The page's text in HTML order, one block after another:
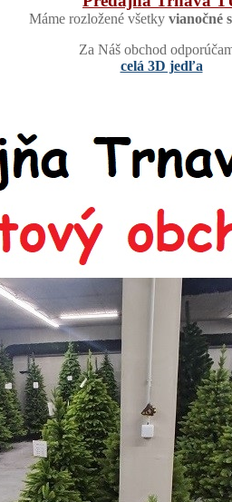
Máme rozložené všetky vianočné
Za Náš obchod
celá 3D jedľa